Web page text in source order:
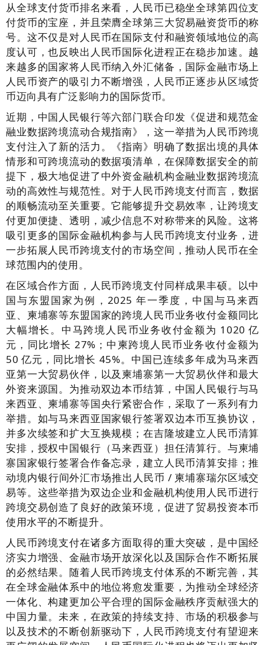
从全球支付货币排名来看，人民币已稳坐全球第四位支
付货币的宝座，并且荣膺全球第三大贸易融资货币的称
号。这不仅是对人民币在国际支付和融资领域地位的高
度认可，也反映出人民币国际化进程正在稳步加速。越
来越多的国家将人民币纳入外汇储备，国际金融市场上
人民币资产的吸引力不断增强，人民币正逐步从区域货
币迈向具有广泛影响力的国际货币。
近期，中国人民银行等六部门联合印发《促进和规范金
融业数据跨境流动合规指南》，这一举措为人民币跨境
支付注入了新的活力。《指南》明确了数据出境的具体
情形和可跨境流动的数据项清单，在保障数据安全的前
提下，极大地促进了中外资金融机构金融业数据跨境流
动的高效性与规范性。对于人民币跨境支付而言，数据
的顺畅流动至关重要。它能够提升交易效率，让跨境支
付更加便捷、透明，减少信息不对称带来的风险。这将
吸引更多的国际金融机构参与人民币跨境支付业务，进
一步拓展人民币跨境支付的市场空间，推动人民币在全
球范围内的使用。
在区域合作方面，人民币跨境支付同样成果丰硕。以中
国与东盟国家为例，2025 年一季度，中国与马来西
亚、柬埔寨等东盟国家的跨境人民币业务收付金额同比
大幅增长。中马跨境人民币业务收付金额为 1020 亿
元，同比增长 27%；中柬跨境人民币业务收付金额为
50 亿元，同比增长 45%。中国已连续多年成为马来西
亚第一大贸易伙伴，以及柬埔寨第一大贸易伙伴和最大
外资来源国。为推动双边本币结算，中国人民银行与马
来西亚、柬埔寨等国央行紧密合作，采取了一系列有力
举措。如与马来西亚国家银行签署双边本币互换协议，
并多次续签和扩大互换规模；在吉隆坡建立人民币清算
安排，授权中国银行（马来西亚）担任清算行。与柬埔
寨国家银行签署合作备忘录，建立人民币清算安排；推
动境内银行间外汇市场推出人民币 / 柬埔寨瑞尔区域交
易等。这些举措为双边企业和金融机构使用人民币进行
跨境交易创造了良好的政策环境，促进了贸易投资本币
使用水平的不断提升。
人民币跨境支付在诸多方面取得的重大突破，是中国经
济实力增强、金融市场开放深化以及国际合作不断拓展
的必然结果。随着人民币跨境支付体系的不断完善，其
在全球金融体系中的地位将愈发重要，为推动全球经济
一体化、构建更加公平合理的国际金融秩序贡献强大的
中国力量。未来，在政策的持续支持、市场的积极参与
以及技术的不断创新驱动下，人民币跨境支付有望迎来